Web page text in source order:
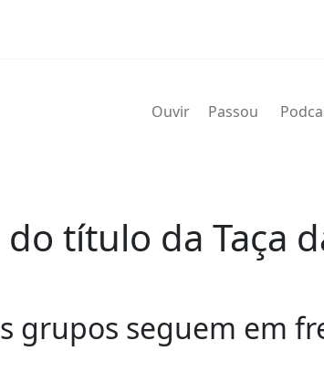
Ouvir Passou
título da Taça
grupos seguem em